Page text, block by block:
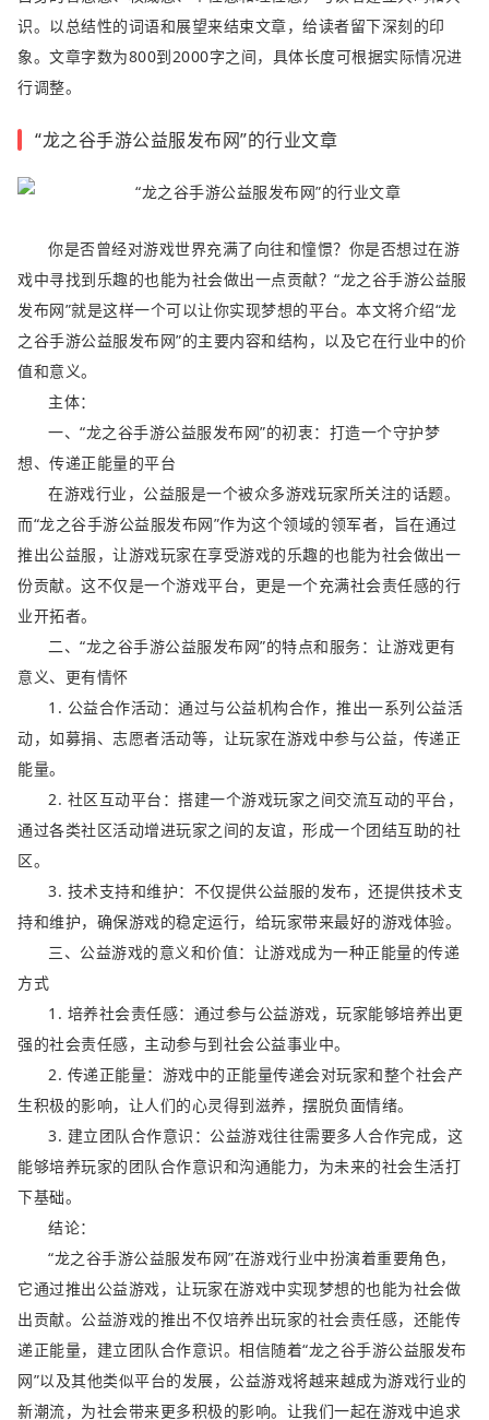
识。以总结性的词语和展望来结束文章，给读者留下深刻的印
象。文章字数为800到2000字之间，具体长度可根据实际情况进
行调整。
“龙之谷手游公益服发布网”的行业文章
你是否曾经对游戏世界充满了向往和憧憬？你是否想过在游
戏中寻找到乐趣的也能为社会做出一点贡献？“龙之谷手游公益服
发布网”就是这样一个可以让你实现梦想的平台。本文将介绍“龙
之谷手游公益服发布网”的主要内容和结构，以及它在行业中的价
值和意义。
主体：
一、“龙之谷手游公益服发布网”的初衷：打造一个守护梦
想、传递正能量的平台
在游戏行业，公益服是一个被众多游戏玩家所关注的话题。
而“龙之谷手游公益服发布网”作为这个领域的领军者，旨在通过
推出公益服，让游戏玩家在享受游戏的乐趣的也能为社会做出一
份贡献。这不仅是一个游戏平台，更是一个充满社会责任感的行
业开拓者。
二、“龙之谷手游公益服发布网”的特点和服务：让游戏更有
意义、更有情怀
1. 公益合作活动：通过与公益机构合作，推出一系列公益活
动，如募捐、志愿者活动等，让玩家在游戏中参与公益，传递正
能量。
2. 社区互动平台：搭建一个游戏玩家之间交流互动的平台，
通过各类社区活动增进玩家之间的友谊，形成一个团结互助的社
区。
3. 技术支持和维护：不仅提供公益服的发布，还提供技术支
持和维护，确保游戏的稳定运行，给玩家带来最好的游戏体验。
三、公益游戏的意义和价值：让游戏成为一种正能量的传递
方式
1. 培养社会责任感：通过参与公益游戏，玩家能够培养出更
强的社会责任感，主动参与到社会公益事业中。
2. 传递正能量：游戏中的正能量传递会对玩家和整个社会产
生积极的影响，让人们的心灵得到滋养，摆脱负面情绪。
3. 建立团队合作意识：公益游戏往往需要多人合作完成，这
能够培养玩家的团队合作意识和沟通能力，为未来的社会生活打
下基础。
结论：
“龙之谷手游公益服发布网”在游戏行业中扮演着重要角色，
它通过推出公益游戏，让玩家在游戏中实现梦想的也能为社会做
出贡献。公益游戏的推出不仅培养出玩家的社会责任感，还能传
递正能量，建立团队合作意识。相信随着“龙之谷手游公益服发布
网”以及其他类似平台的发展，公益游戏将越来越成为游戏行业的
新潮流，为社会带来更多积极的影响。让我们一起在游戏中追求